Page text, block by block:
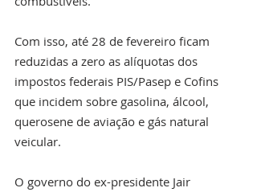
Com isso, até 28 de fevereiro ficam
reduzidas a zero as alíquotas dos
impostos federais PIS/Pasep e Cofins
que incidem sobre gasolina, álcool,
querosene de aviação e gás natural
veicular.
O governo do ex-presidente Jair